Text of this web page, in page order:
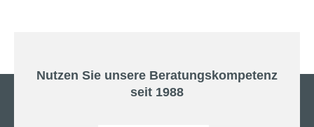
Nutzen Sie unsere Beratungskompetenz
seit 1988